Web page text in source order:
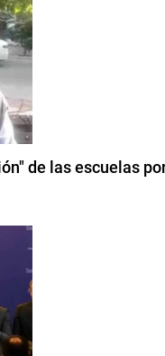
de las escuelas